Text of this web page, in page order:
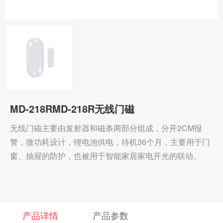
MD-218RMD-218R无线门磁
无线门磁主要由发射器和磁条两部分组成，分开2CM报
警，微功耗设计，锂电池供电，待机36个月，主要用于门
窗、抽屉的防护，也被用于智能家居家电开光的联动。
产品详情 产品参数